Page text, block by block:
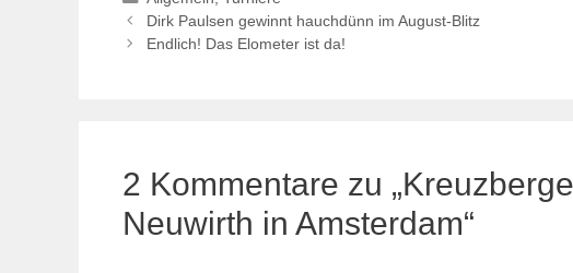
Dirk Paulsen gewinnt hauchdünn im August-Blitz
Endlich! Das Elometer ist da!
2 Kommentare zu
Neuwirth in Amsterdam“